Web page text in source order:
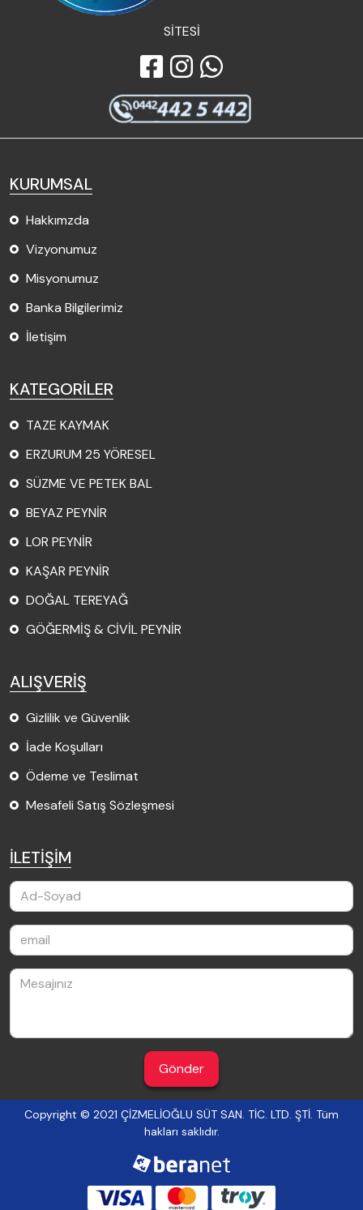
SİTESİ
KURUMSAL
Hakkımzda
Vizyonumuz
Misyonumuz
Banka Bilgilerimiz
İletişim
KATEGORİLER
TAZE KAYMAK
ERZURUM 25 YÖRESEL
SÜZME VE PETEK BAL
BEYAZ PEYNİR
LOR PEYNİR
KAŞAR PEYNİR
DOĞAL TEREYAĞ
GÖĞERMİŞ & CİVİL PEYNİR
ALIŞVERİŞ
Gizlilik ve Güvenlik
İade Koşulları
Ödeme ve Teslimat
Mesafeli Satış Sözleşmesi
İLETİŞİM
Gönder
Copyright © 2021 ÇİZMELİOĞLU SÜT SAN. TİC. LTD. ŞTİ. Tüm
hakları saklıdır.